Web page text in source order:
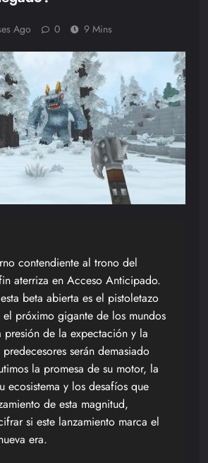
Ago 0 9 Mins
contendiente al trono del
aterriza en Acceso Anticipado.
beta abierta es el pistoletazo
próximo gigante de los mundos
de la expectación y la
serán demasiado
la promesa de su motor, la
ecosistema y los desafíos que
de esta magnitud,
si este lanzamiento marca el
era.